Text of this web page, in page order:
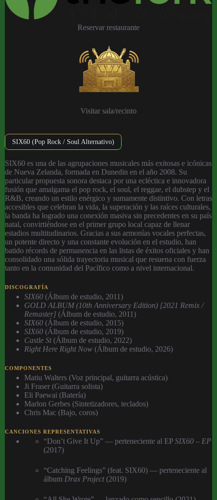
Reservar restaurante
Visitar sala/recinto
SIX60 (Pop Rock / Soul Alternativo)
SIX60 es una de las agrupaciones musicales más exitosas e icónicas
de Nueva Zelanda, formada en Dunedin en el año 2008. Su
particular propuesta sonora destaca por una ecléctica e innovadora
fusión que amalgama el pop rock, el soul, el reggae, el dubstep y el
R&B, creando un estilo enérgico y sumamente distintivo. Con letras
accesibles que celebran la vida, la superación y las raíces culturales,
la banda ha logrado una conexión masiva sin precedentes en su país
natal, convirtiéndose en el primer grupo local capaz de llenar
estadios multitudinarios. Gracias a sus armonías vocales perfectas,
un potente directo y una constante evolución en el estudio, han
batido récords de permanencia en las listas de éxitos oficiales y han
consolidado una sólida trayectoria musical que resuena con fuerza
tanto en la comunidad del Pacífico como a nivel internacional.
DISCOGRAFÍA
SIX60 (Álbum de estudio, 2011)
GOLD ALBUM (10th Anniversary Edition) [2021 Remix /
Remaster] (Álbum de estudio, 2011)
SIX60 (Álbum de estudio, 2015)
SIX60 (Álbum de estudio, 2019)
Castle St(Álbum de estudio, 2022)
Right Here Right Now (Álbum de estudio, 2026)
COMPONENTES
Matiu Walters (Voz principal, guitarra acústica)
Ji Fraser (Guitarra solista)
Eli Paewai (Batería)
Marlon Gerbes (Sintetizadores, teclados)
Chris Mac (Bajo, coros)
CANCIONES REPRESENTATIVAS
“Don’t Give It Up” — perteneciente al EP SIX60 – EP
(2017)
“Catching Feelings” (feat. SIX60) — perteneciente al
álbum Drax Project(2019)